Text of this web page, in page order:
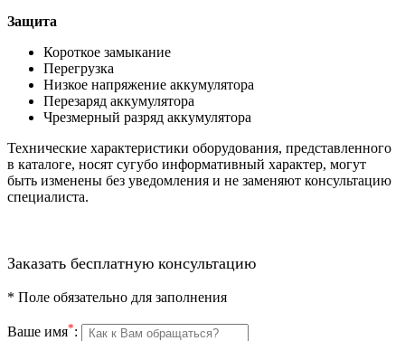
Защита
Короткое замыкание
Перегрузка
Низкое напряжение аккумулятора
Перезаряд аккумулятора
Чрезмерный разряд аккумулятора
Технические характеристики оборудования, представленного
в каталоге, носят сугубо информативный характер, могут
быть изменены без уведомления и не заменяют консультацию
специалиста.
Заказать бесплатную консультацию
* Поле обязательно для заполнения
Ваше имя*: